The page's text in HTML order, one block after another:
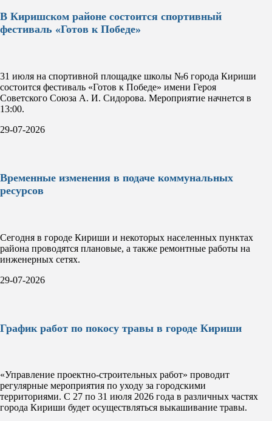
В Киришском районе состоится спортивный
фестиваль «Готов к Победе»
31 июля на спортивной площадке школы №6 города Кириши
состоится фестиваль «Готов к Победе» имени Героя
Советского Союза А. И. Сидорова. Мероприятие начнется в
13:00.
29-07-2026
Временные изменения в подаче коммунальных
ресурсов
Сегодня в городе Кириши и некоторых населенных пунктах
района проводятся плановые, а также ремонтные работы на
инженерных сетях.
29-07-2026
График работ по покосу травы в городе Кириши
«Управление проектно-строительных работ» проводит
регулярные мероприятия по уходу за городскими
территориями. С 27 по 31 июля 2026 года в различных частях
города Кириши будет осуществляться выкашивание травы.